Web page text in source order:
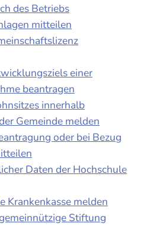
des Betriebs
mitteilen
einer
beantragen
innerhalb
Gemeinde melden
oder bei Bezug
Daten der Hochschule
Krankenkasse melden
Stiftung